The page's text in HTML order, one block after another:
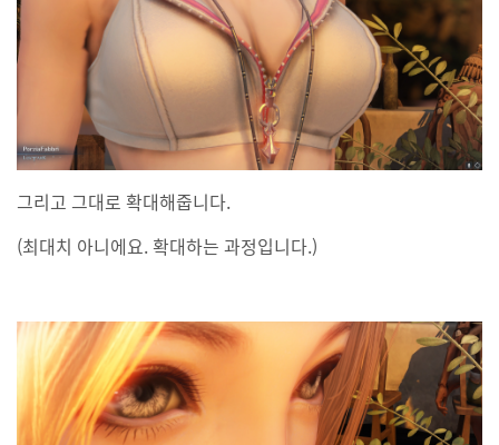
그리고 그대로 확대해줍니다.
(최대치 아니에요. 확대하는 과정입니다.)